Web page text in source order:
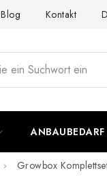
Blog Kontakt
Growbox